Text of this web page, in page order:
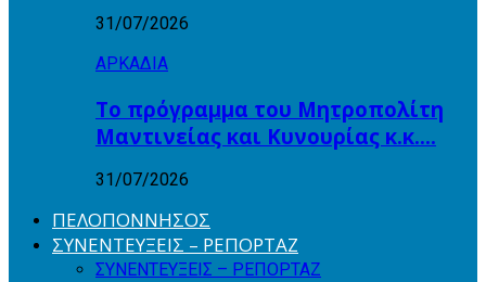
31/07/2026
ΑΡΚΑΔΙΑ
Το πρόγραμμα του Μητροπολίτη
Μαντινείας και Κυνουρίας κ.κ….
31/07/2026
ΠΕΛΟΠΟΝΝΗΣΟΣ
ΣΥΝΕΝΤΕΥΞΕΙΣ – ΡΕΠΟΡΤΑΖ
ΣΥΝΕΝΤΕΥΞΕΙΣ – ΡΕΠΟΡΤΑΖ